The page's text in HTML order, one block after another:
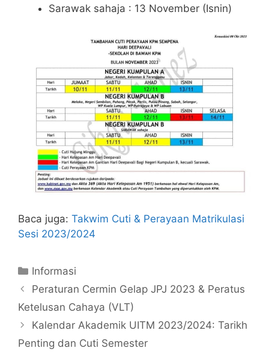
Sarawak sahaja : 13 November (Isnin)
Baca juga: Takwim Cuti & Perayaan Matrikulasi
Sesi 2023/2024
Categories
Informasi
Peraturan Cermin Gelap JPJ 2023 & Peratus
Ketelusan Cahaya (VLT)
Kalendar Akademik UITM 2023/2024: Tarikh
Penting dan Cuti Semester